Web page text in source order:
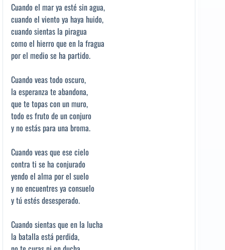
Cuando el mar ya esté sin agua,
cuando el viento ya haya huido,
cuando sientas la piragua
como el hierro que en la fragua
por el medio se ha partido.
Cuando veas todo oscuro,
la esperanza te abandona,
que te topas con un muro,
todo es fruto de un conjuro
y no estás para una broma.
Cuando veas que ese cielo
contra ti se ha conjurado
yendo el alma por el suelo
y no encuentres ya consuelo
y tú estés desesperado.
Cuando sientas que en la lucha
la batalla está perdida,